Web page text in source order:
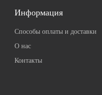
Информация
Способы оплаты и доставки
О нас
Контакты